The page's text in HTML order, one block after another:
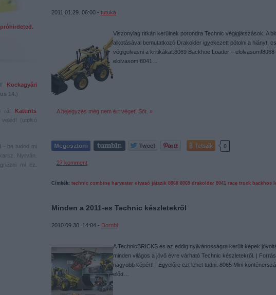
Kockagyári
14.)
rá!
Kattints
(utolsó
- ha tudod mi
Nyilván.
mi ez.
2011.01.29. 06:00 - tutuka
Viszonylag ritkán kerülnek porondra Technic végigjátszások. A
alkotásával bemutatkozó Drakolder igyekezett pótolni a hiányt,
végigolvasni a kritikákat.8069 Backhoe Loader –
elolvasom!8041…
A bejegyzés még nem ért véget! Sőt. »
Tetszik 0
27komment
Címkék: technic combine harvester olvasó játszik 8068 8069 drakolder 8041 race truck backhoe
Minden a 2011-es Technic készletekről
2010.09.30. 14:04 - Dornbi
A TechnicBRICKS és az eddig nyilvánosságra került képek
minden világos a jövő évre várható Technic készletekről. |
nagyobb képért! | Egyelőre ezt lehet tudni: 8065 Mini
előd…